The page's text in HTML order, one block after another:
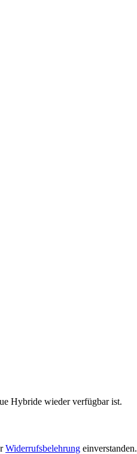
Hybride wieder verfügbar ist.
Widerrufsbelehrung einverstanden.